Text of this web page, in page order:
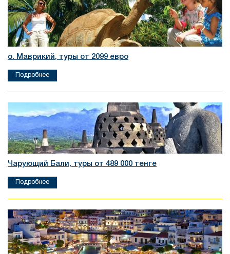
о. Маврикий, туры от 2099 евро
Подробнее
Чарующий Бали, туры от 489 000 тенге
Подробнее